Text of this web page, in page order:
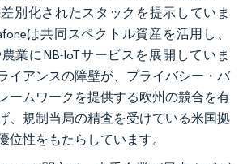
別化されたスタックを提示していま
は共同スペクトル資産を活用し、
業にNB-IoTサービスを展開していま
イアンスの障壁が、プライバシー・バ
ームワークを提供する欧州の競合を有
、規制当局の精査を受けている米国拠
位性をもたらしています。